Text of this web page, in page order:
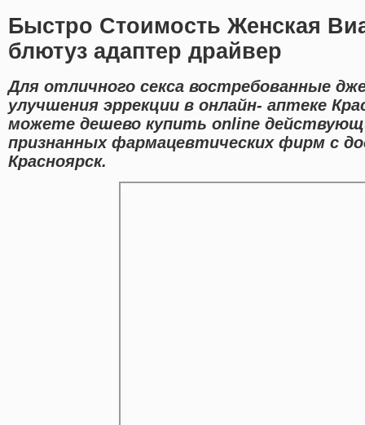
Быстро Стоимость Женская
блютуз адаптер драйвер
Для отличного секса востребованные
улучшения эррекции в онлайн- аптеке
можете дешево купить online
признанных фармацевтических фирм с
Красноярск.